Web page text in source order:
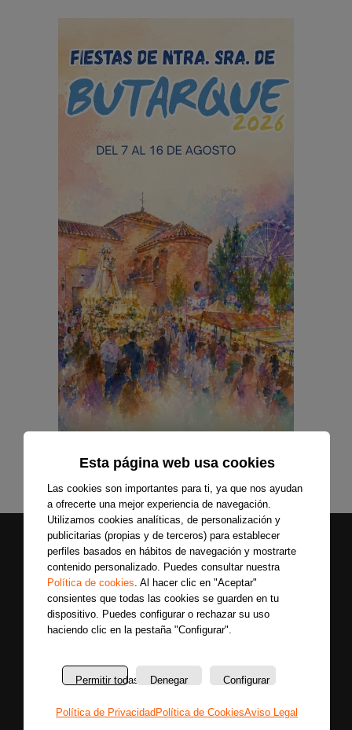
Esta página web usa cookies
Las cookies son importantes para ti, ya que nos ayudan
a ofrecerte una mejor experiencia de navegación.
Utilizamos cookies analíticas, de personalización y
publicitarias (propias y de terceros) para establecer
perfiles basados en hábitos de navegación y mostrarte
contenido personalizado. Puedes consultar nuestra
Política de cookies. Al hacer clic en "Aceptar"
consientes que todas las cookies se guarden en tu
dispositivo. Puedes configurar o rechazar su uso
haciendo clic en la pestaña "Configurar".
Permitir todas Denegar Configurar
Política de Privacidad Política de CookiesAviso Legal
Últimas
noticias
Entrevistas
nosotros
La
Política
Únete a nuestras
entérate primero